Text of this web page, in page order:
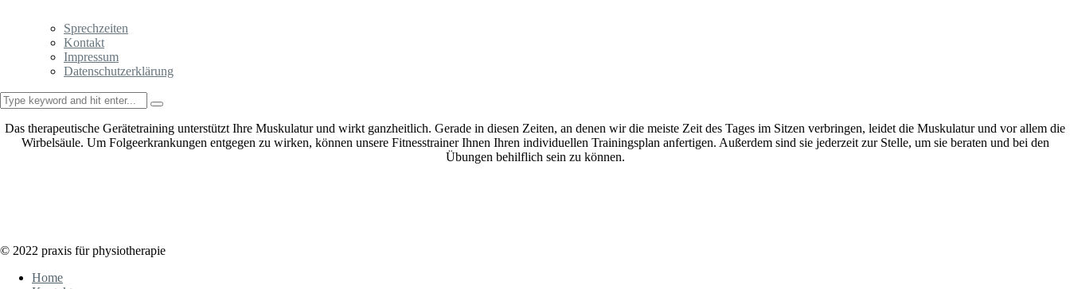
Sprechzeiten
Kontakt
Impressum
Datenschutzerklärung
Das therapeutische Gerätetraining unterstützt Ihre Muskulatur und wirkt ganzheitlich. Gerade in diesen Zeiten, an denen wir die meiste Zeit des Tages im Sitzen verbringen, leidet die Muskulatur und vor allem die
Wirbelsäule. Um Folgeerkrankungen entgegen zu wirken, können unsere Fitnesstrainer Ihnen Ihren individuellen Trainingsplan anfertigen. Außerdem sind sie jederzeit zur Stelle, um sie beraten und bei den
Übungen behilflich sein zu können.
© 2022 praxis für physiotherapie
Home